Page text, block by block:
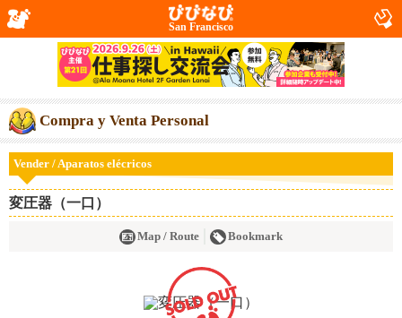
San Francisco
Compra y Venta Personal
Vender / Aparatos elécricos
変圧器（一口）
Map / Route Bookmark